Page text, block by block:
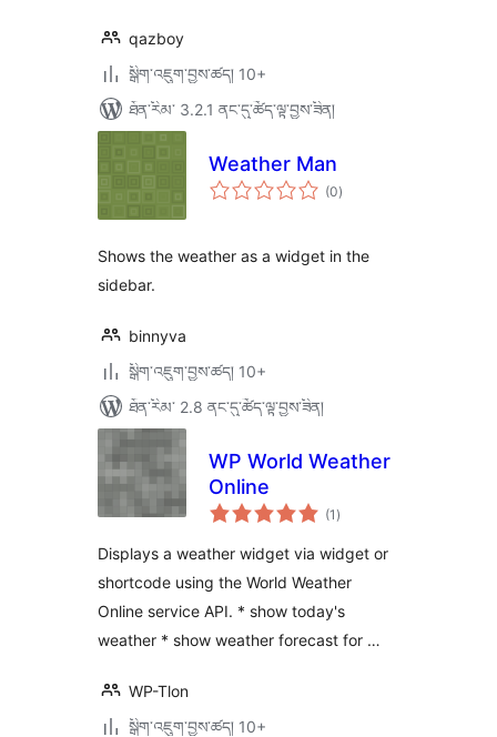
qazboy
སྒྲིག་འཇུག་བྱས་ཚད། 10+
ཐོན་རིམ་ 3.2.1 ནང་དུ་ཚོད་ལྟ་བྱས་ཟིན།
Weather Man
(0གདེང་
འཇོག་
)
Shows the weather as a widget in the
sidebar.
binnyva
སྒྲིག་འཇུག་བྱས་ཚད། 10+
ཐོན་རིམ་ 2.8 ནང་དུ་ཚོད་ལྟ་བྱས་ཟིན།
WP World Weather
Online
(1 གདེང་
འཇོག་
ཚང་།
)
Displays a weather widget via widget or
shortcode using the World Weather
Online service API. * show today's
weather * show weather forecast for …
WP-Tlon
སྒྲིག་འཇུག་བྱས་ཚད། 10+